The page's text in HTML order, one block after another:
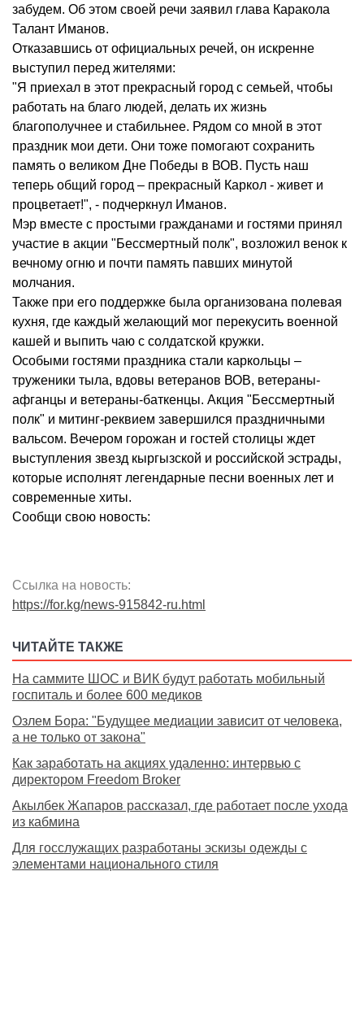
забудем. Об этом своей речи заявил глава Каракола
Талант Иманов.
Отказавшись от официальных речей, он искренне
выступил перед жителями:
"Я приехал в этот прекрасный город с семьей, чтобы
работать на благо людей, делать их жизнь
благополучнее и стабильнее. Рядом со мной в этот
праздник мои дети. Они тоже помогают сохранить
память о великом Дне Победы в ВОВ. Пусть наш
теперь общий город – прекрасный Каркол - живет и
процветает!", - подчеркнул Иманов.
Мэр вместе с простыми гражданами и гостями принял
участие в акции "Бессмертный полк", возложил венок к
вечному огню и почти память павших минутой
молчания.
Также при его поддержке была организована полевая
кухня, где каждый желающий мог перекусить военной
кашей и выпить чаю с солдатской кружки.
Особыми гостями праздника стали каркольцы –
труженики тыла, вдовы ветеранов ВОВ, ветераны-
афганцы и ветераны-баткенцы. Акция "Бессмертный
полк" и митинг-реквием завершился праздничными
вальсом. Вечером горожан и гостей столицы ждет
выступления звезд кыргызской и российской эстрады,
которые исполнят легендарные песни военных лет и
современные хиты.
Сообщи свою новость:
Ссылка на новость:
https://for.kg/news-915842-ru.html
ЧИТАЙТЕ ТАКЖЕ
На саммите ШОС и ВИК будут работать мобильный
госпиталь и более 600 медиков
Озлем Бора: "Будущее медиации зависит от человека,
а не только от закона"
Как заработать на акциях удаленно: интервью с
директором Freedom Broker
Акылбек Жапаров рассказал, где работает после ухода
из кабмина
Для госслужащих разработаны эскизы одежды с
элементами национального стиля